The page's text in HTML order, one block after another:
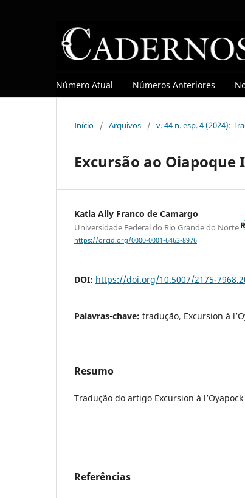
Número Atual Números Anteriores
Início / Arquivos / v. 44 n. esp. 4 (2024):
Excursão ao Oiapoque
Katia Aily Franco de Camargo
Universidade Federal do Rio Grande do Norte
https://orcid.org/0000-0001-6463-8976
DOI: https://doi.org/10.5007/2175-
Palavras-chave: tradução, Excursion à
Resumo
Tradução do artigo Excursion à
Referências